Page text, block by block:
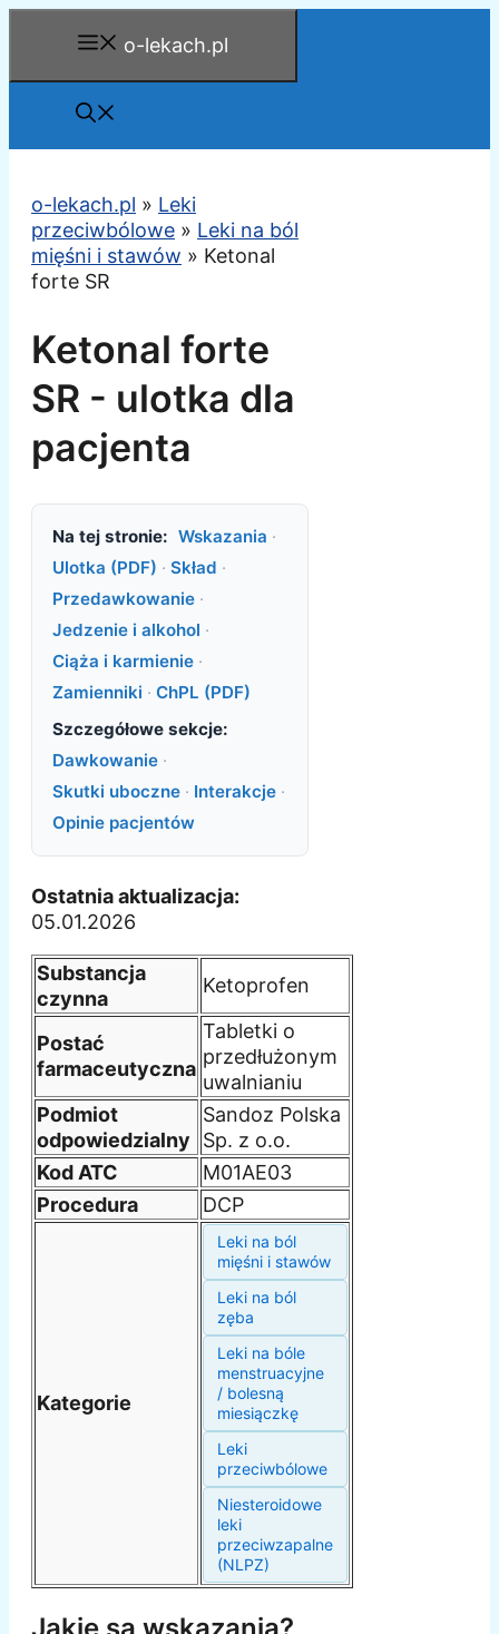
o-lekach.pl
o-lekach.pl » Leki
przeciwbólowe » Leki na ból
mięśni i stawów » Ketonal
forte SR
Ketonal forte
SR - ulotka dla
pacjenta
Na tej stronie: Wskazania ·
Ulotka (PDF) · Skład ·
Przedawkowanie ·
Jedzenie i alkohol ·
Ciąża i karmienie ·
Zamienniki · ChPL (PDF)
Szczegółowe sekcje:
Dawkowanie ·
Skutki uboczne · Interakcje ·
Opinie pacjentów
Ostatnia aktualizacja:
05.01.2026
Substancja
czynna
Ketoprofen
Postać
farmaceutyczna
Tabletki o
przedłużonym
uwalnianiu
Podmiot
odpowiedzialny
Sandoz Polska
Sp. z o.o.
Kod ATC
M01AE03
Procedura
DCP
Kategorie
Leki na ból
mięśni i stawów
Leki na ból
zęba
Leki na bóle
menstruacyjne
/ bolesną
miesiączkę
Leki
przeciwbólowe
Niesteroidowe
leki
przeciwzapalne
(NLPZ)